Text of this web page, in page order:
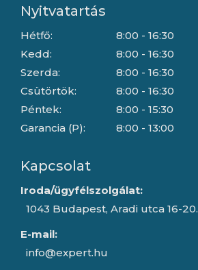
Nyitvatartás
Hétfő:
Kedd:
Szerda:
Csütörtök:
Péntek:
Garancia (P):
8:00 - 16:30
8:00 - 16:30
8:00 - 16:30
8:00 - 16:30
8:00 - 15:30
8:00 - 13:00
Kapcsolat
Iroda/ügyfélszolgálat:
1043 Budapest, Aradi utca 16-20.
E-mail:
info@expert.hu